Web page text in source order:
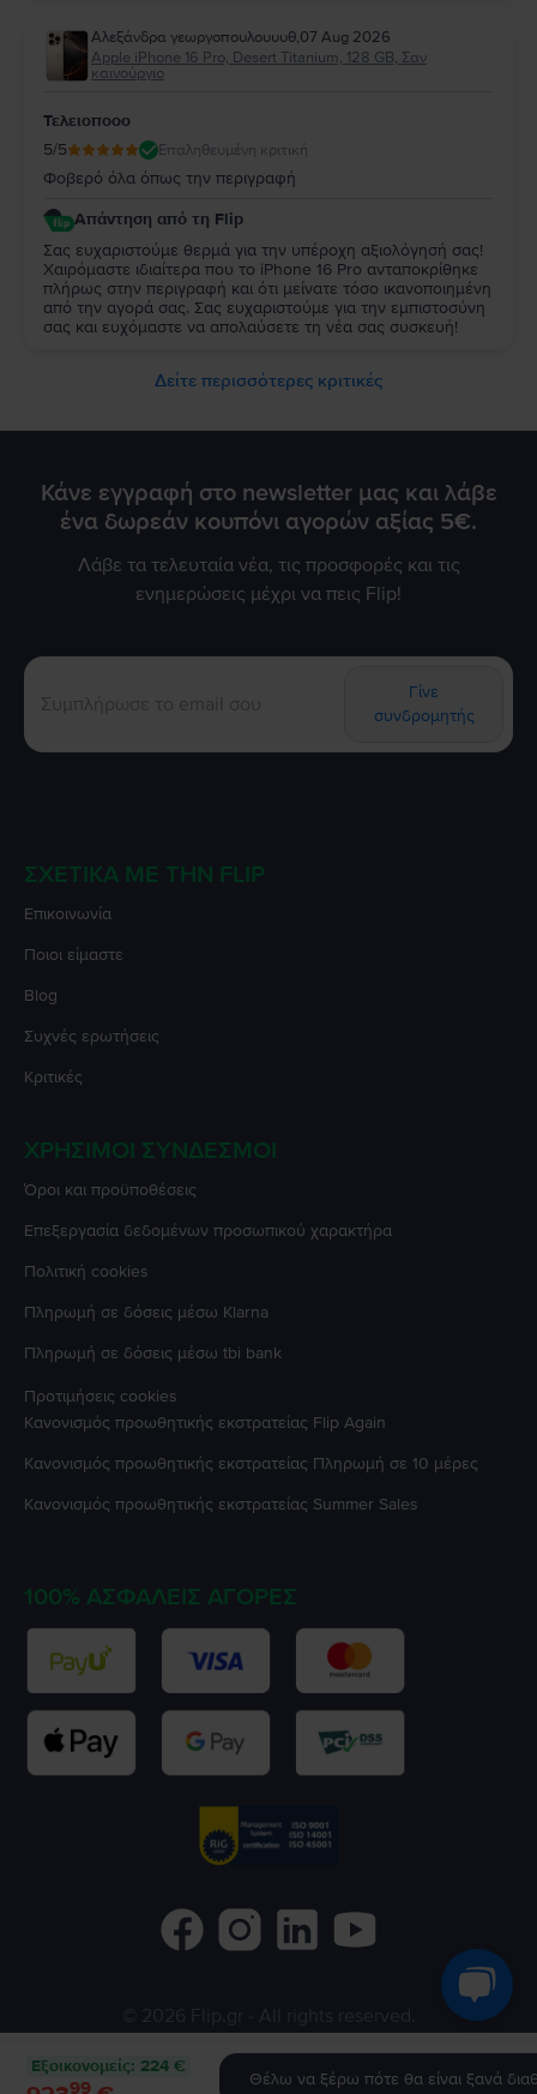
Εξοικονομείς: 224 €
99 Θέλω να ξέρω πότε θα είναι ξανά
Αλεξάνδρα γεωργοπουλουυυθ,07 Aug 2026
Apple iPhone 16 Pro, Desert Titanium, 128 GB, Σαν
καινούργιο
Τελειοποοο
5/5 Επαληθευμένη κριτική
Φοβερό όλα όπως την περιγραφή
Απάντηση από τη Flip
Σας ευχαριστούμε θερμά για την υπέροχη αξιολόγησή σας!
Χαιρόμαστε ιδιαίτερα που το iPhone 16 Pro ανταποκρίθηκε
πλήρως στην περιγραφή και ότι μείνατε τόσο ικανοποιημένη
από την αγορά σας. Σας ευχαριστούμε για την εμπιστοσύνη
σας και ευχόμαστε να απολαύσετε τη νέα σας συσκευή!
Δείτε περισσότερες κριτικές
Κάνε εγγραφή στο newsletter μας και λάβε
ένα δωρεάν κουπόνι αγορών αξίας 5€.
Λάβε τα τελευταία νέα, τις προσφορές και τις
ενημερώσεις μέχρι να πεις Flip!
Γίνε
συνδρομητής
ΣΧΕΤΙΚΆ ΜΕ ΤΗΝ FLIP
Επικοινωνία
Ποιοι είμαστε
Blog
Συχνές ερωτήσεις
Κριτικές
ΧΡΉΣΙΜΟΙ ΣΎΝΔΕΣΜΟΙ
Όροι και προϋποθέσεις
Επεξεργασία δεδομένων προσωπικού χαρακτήρα
Πολιτική cookies
Πληρωμή σε δόσεις μέσω Klarna
Πληρωμή σε δόσεις μέσω tbi bank
Προτιμήσεις cookies
Κανονισμός προωθητικής εκστρατείας Flip Again
Κανονισμός προωθητικής εκστρατείας Πληρωμή σε 10 μέρες
Κανονισμός προωθητικής εκστρατείας Summer Sales
100% ΑΣΦΑΛΕΊΣ ΑΓΟΡΈΣ